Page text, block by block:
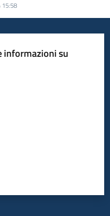
informazioni su